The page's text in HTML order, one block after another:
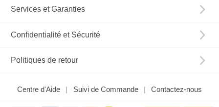
Services et Garanties
Confidentialité et Sécurité
Politiques de retour
Centre d'Aide Suivi de Commande Contactez-nous